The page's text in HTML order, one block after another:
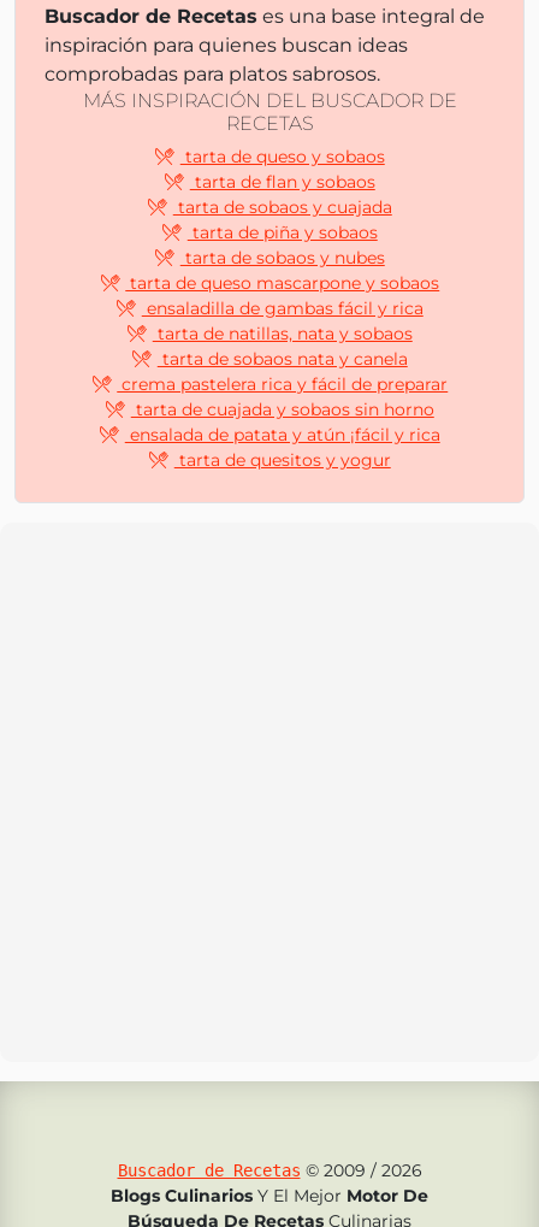
Buscador de Recetas es una base integral de
inspiración para quienes buscan ideas
comprobadas para platos sabrosos.
MÁS INSPIRACIÓN DEL BUSCADOR DE
RECETAS
tarta de queso y sobaos
tarta de flan y sobaos
tarta de sobaos y cuajada
tarta de piña y sobaos
tarta de sobaos y nubes
tarta de queso mascarpone y sobaos
ensaladilla de gambas fácil y rica
tarta de natillas, nata y sobaos
tarta de sobaos nata y canela
crema pastelera rica y fácil de preparar
tarta de cuajada y sobaos sin horno
ensalada de patata y atún ¡fácil y rica
tarta de quesitos y yogur
Buscador de Recetas © 2009 / 2026
Blogs Culinarios Y El Mejor Motor De
Búsqueda De Recetas Culinarias